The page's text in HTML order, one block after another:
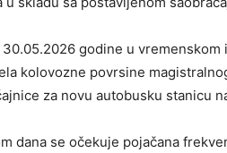
godine u vremenskom
kolovozne povrsine
za novu autobusku stanicu
dana se očekuje pojačana